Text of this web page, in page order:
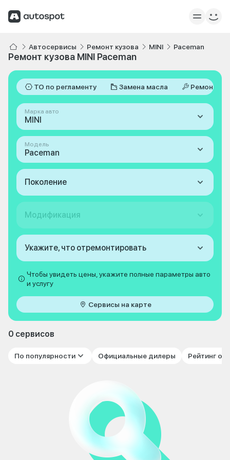
Автосервисы Ремонт кузова MINI Paceman
Ремонт кузова MINI Paceman
ТО по регламенту Замена масла Ремонт
Марка авто
MINI
Модель
Paceman
Поколение
Модификация
Укажите, что отремонтировать
Чтобы увидеть цены, укажите полные параметры авто
и услугу
Сервисы на карте
0 сервисов
По популярности Официальные дилеры Рейтинг